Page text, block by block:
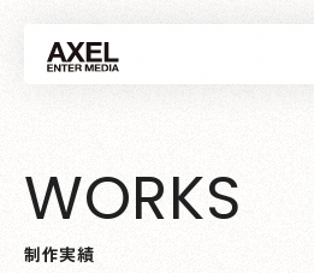
WORKS
制作実績